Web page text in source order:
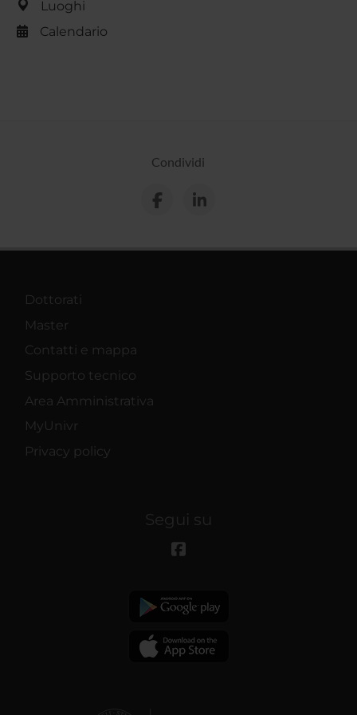
Luoghi
Calendario
Condividi
Dottorati
Master
Contatti e mappa
Supporto tecnico
Area Amministrativa
MyUnivr
Privacy policy
Segui su